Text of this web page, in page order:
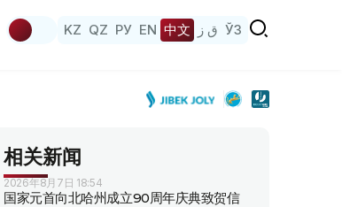
KZ QZ РУ EN 中文 ق ز ЎЗ
相关新闻
2026年8月7日 18:54
国家元首向北哈州成立90周年庆典致贺信